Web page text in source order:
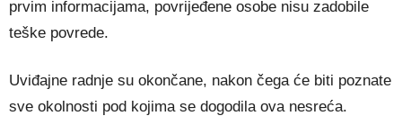
prvim informacijama, povrijeđene osobe nisu zadobile
teške povrede.
Uviđajne radnje su okončane, nakon čega će biti poznate
sve okolnosti pod kojima se dogodila ova nesreća.